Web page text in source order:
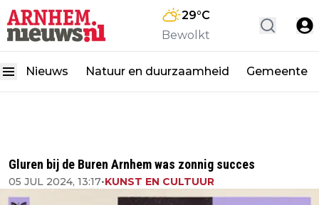
29°C
Bewolkt
Nieuws Natuur en duurzaamheid Gemeente
Gluren bij de Buren Arnhem was zonnig succes
05 JUL 2024, 13:17•KUNST EN CULTUUR